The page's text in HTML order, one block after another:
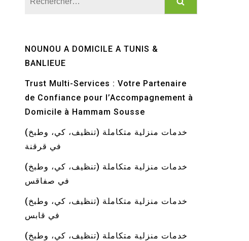
NOUNOU A DOMICILE A TUNIS &
BANLIEUE
Trust Multi-Services : Votre Partenaire
de Confiance pour l’Accompagnement à
Domicile à Hammam Sousse
خدمات منزلية متكاملة (تنظيف، كي، وطبخ)
في قرقنة
خدمات منزلية متكاملة (تنظيف، كي، وطبخ)
في صفاقس
خدمات منزلية متكاملة (تنظيف، كي، وطبخ)
في قابس
خدمات منزلية متكاملة (تنظيف، كي، وطبخ)